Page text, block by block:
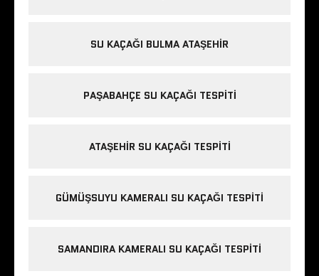
SU KAÇAĞI BULMA ATAŞEHIR
PAŞABAHÇE SU KAÇAĞI TESPITI
ATAŞEHIR SU KAÇAĞI TESPITI
GÜMÜŞSUYU KAMERALI SU KAÇAĞI TESPITI
SAMANDIRA KAMERALI SU KAÇAĞI TESPITI